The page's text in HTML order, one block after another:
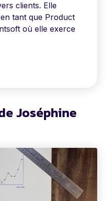
clients. Elle
tant que Product
où elle exerce
Joséphine